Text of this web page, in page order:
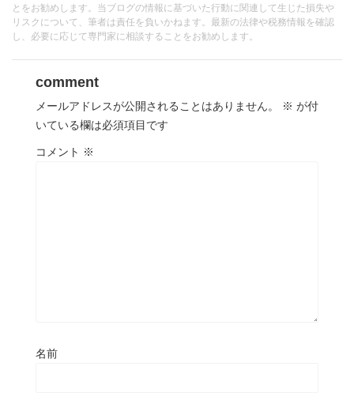
とをお勧めします。当ブログの情報に基づいた行動に関連して生じた損失や
リスクについて、筆者は責任を負いかねます。最新の法律や税務情報を確認
し、必要に応じて専門家に相談することをお勧めします。
comment
メールアドレスが公開されることはありません。 ※ が付
いている欄は必須項目です
コメント ※
名前